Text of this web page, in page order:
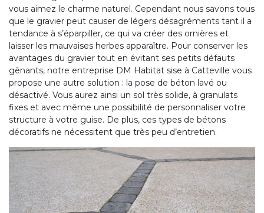
vous aimez le charme naturel. Cependant nous savons tous
que le gravier peut causer de légers désagréments tant il a
tendance à s’éparpiller, ce qui va créer des ornières et
laisser les mauvaises herbes apparaître. Pour conserver les
avantages du gravier tout en évitant ses petits défauts
gênants, notre entreprise DM Habitat sise à Catteville vous
propose une autre solution : la pose de béton lavé ou
désactivé. Vous aurez ainsi un sol très solide, à granulats
fixes et avec même une possibilité de personnaliser votre
structure à votre guise. De plus, ces types de bétons
décoratifs ne nécessitent que très peu d’entretien.